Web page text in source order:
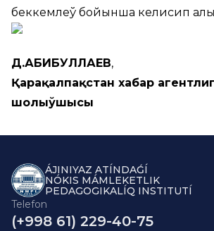
беккемлеў бойынша келисип
Д.АБИБУЛЛАЕВ,
Қарақалпақстан хабар
шолыўшысы
ÁJINIYAZ ATÍNDAǴÍ
NÓKIS MÁMLEKETLIK
PEDAGOGIKALÍQ INSTITUTÍ
Telefon
(+998 61) 229-40-75